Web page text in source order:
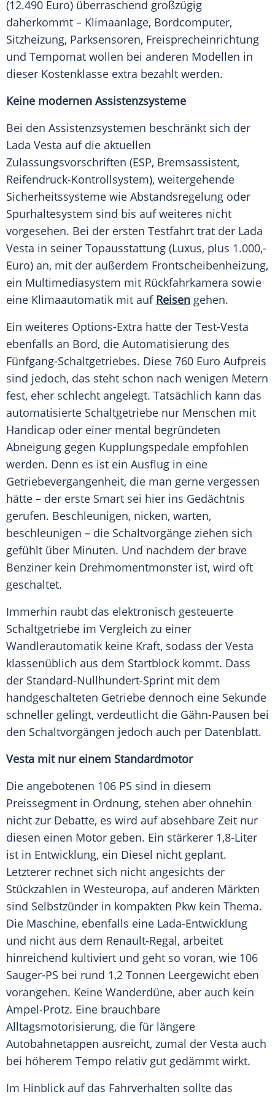
(12.490 Euro) überraschend großzügig
daherkommt – Klimaanlage, Bordcomputer,
Sitzheizung, Parksensoren, Freisprecheinrichtung
und Tempomat wollen bei anderen Modellen in
dieser Kostenklasse extra bezahlt werden.
Keine modernen Assistenzsysteme
Bei den Assistenzsystemen beschränkt sich der
Lada Vesta auf die aktuellen
Zulassungsvorschriften (ESP, Bremsassistent,
Reifendruck-Kontrollsystem), weitergehende
Sicherheitssysteme wie Abstandsregelung oder
Spurhaltesystem sind bis auf weiteres nicht
vorgesehen. Bei der ersten Testfahrt trat der Lada
Vesta in seiner Topausstattung (Luxus, plus 1.000,-
Euro) an, mit der außerdem Frontscheibenheizung,
ein Multimediasystem mit Rückfahrkamera sowie
eine Klimaautomatik mit auf Reisen gehen.
Ein weiteres Options-Extra hatte der Test-Vesta
ebenfalls an Bord, die Automatisierung des
Fünfgang-Schaltgetriebes. Diese 760 Euro Aufpreis
sind jedoch, das steht schon nach wenigen Metern
fest, eher schlecht angelegt. Tatsächlich kann das
automatisierte Schaltgetriebe nur Menschen mit
Handicap oder einer mental begründeten
Abneigung gegen Kupplungspedale empfohlen
werden. Denn es ist ein Ausflug in eine
Getriebevergangenheit, die man gerne vergessen
hätte – der erste Smart sei hier ins Gedächtnis
gerufen. Beschleunigen, nicken, warten,
beschleunigen – die Schaltvorgänge ziehen sich
gefühlt über Minuten. Und nachdem der brave
Benziner kein Drehmomentmonster ist, wird oft
geschaltet.
Immerhin raubt das elektronisch gesteuerte
Schaltgetriebe im Vergleich zu einer
Wandlerautomatik keine Kraft, sodass der Vesta
klassenüblich aus dem Startblock kommt. Dass
der Standard-Nullhundert-Sprint mit dem
handgeschalteten Getriebe dennoch eine Sekunde
schneller gelingt, verdeutlicht die Gähn-Pausen bei
den Schaltvorgängen jedoch auch per Datenblatt.
Vesta mit nur einem Standardmotor
Die angebotenen 106 PS sind in diesem
Preissegment in Ordnung, stehen aber ohnehin
nicht zur Debatte, es wird auf absehbare Zeit nur
diesen einen Motor geben. Ein stärkerer 1,8-Liter
ist in Entwicklung, ein Diesel nicht geplant.
Letzterer rechnet sich nicht angesichts der
Stückzahlen in Westeuropa, auf anderen Märkten
sind Selbstzünder in kompakten Pkw kein Thema.
Die Maschine, ebenfalls eine Lada-Entwicklung
und nicht aus dem Renault-Regal, arbeitet
hinreichend kultiviert und geht so voran, wie 106
Sauger-PS bei rund 1,2 Tonnen Leergewicht eben
vorangehen. Keine Wanderdüne, aber auch kein
Ampel-Protz. Eine brauchbare
Alltagsmotorisierung, die für längere
Autobahnetappen ausreicht, zumal der Vesta auch
bei höherem Tempo relativ gut gedämmt wirkt.
Im Hinblick auf das Fahrverhalten sollte das